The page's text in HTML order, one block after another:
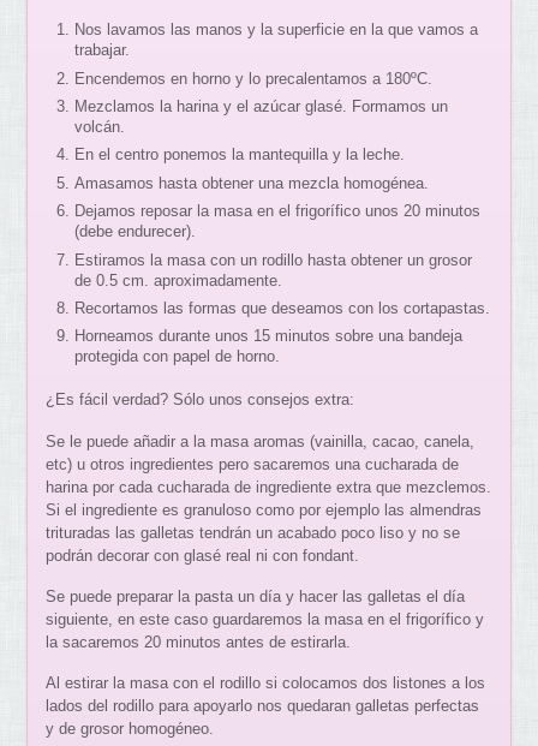
Nos lavamos las manos y la superficie en la que vamos a
trabajar.
Encendemos en horno y lo precalentamos a 180ºC.
Mezclamos la harina y el azúcar glasé. Formamos un
volcán.
En el centro ponemos la mantequilla y la leche.
Amasamos hasta obtener una mezcla homogénea.
Dejamos reposar la masa en el frigorífico unos 20 minutos
(debe endurecer).
Estiramos la masa con un rodillo hasta obtener un grosor
de 0.5 cm. aproximadamente.
Recortamos las formas que deseamos con los cortapastas.
Horneamos durante unos 15 minutos sobre una bandeja
protegida con papel de horno.
¿Es fácil verdad? Sólo unos consejos extra:
Se le puede añadir a la masa aromas (vainilla, cacao, canela,
etc) u otros ingredientes pero sacaremos una cucharada de
harina por cada cucharada de ingrediente extra que mezclemos.
Si el ingrediente es granuloso como por ejemplo las almendras
trituradas las galletas tendrán un acabado poco liso y no se
podrán decorar con glasé real ni con fondant.
Se puede preparar la pasta un día y hacer las galletas el día
siguiente, en este caso guardaremos la masa en el frigorífico y
la sacaremos 20 minutos antes de estirarla.
Al estirar la masa con el rodillo si colocamos dos listones a los
lados del rodillo para apoyarlo nos quedaran galletas perfectas
y de grosor homogéneo.